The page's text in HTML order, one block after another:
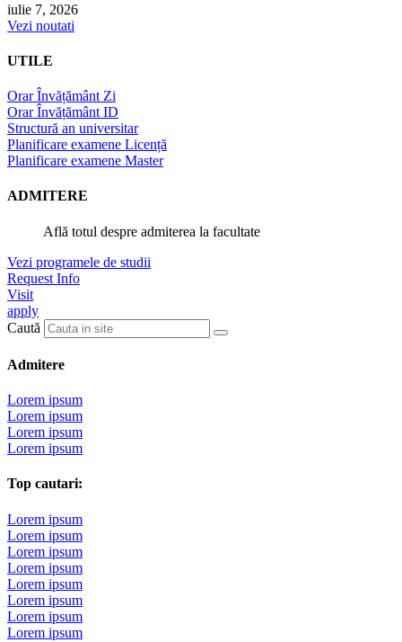
iulie 7, 2026
Vezi noutati
UTILE
Orar Învățământ Zi
Orar Învățământ ID
Structură an universitar
Planificare examene Licență
Planificare examene Master
ADMITERE
Află totul despre admiterea la facultate
Vezi programele de studii
Request Info
Visit
apply
Caută
Admitere
Lorem ipsum
Lorem ipsum
Lorem ipsum
Lorem ipsum
Top cautari:
Lorem ipsum
Lorem ipsum
Lorem ipsum
Lorem ipsum
Lorem ipsum
Lorem ipsum
Lorem ipsum
Lorem ipsum